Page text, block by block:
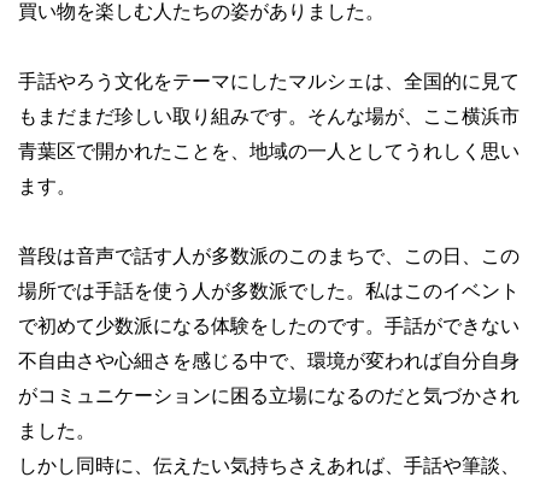
買い物を楽しむ人たちの姿がありました。
手話やろう文化をテーマにしたマルシェは、全国的に見て
もまだまだ珍しい取り組みです。そんな場が、ここ横浜市
青葉区で開かれたことを、地域の一人としてうれしく思い
ます。
普段は音声で話す人が多数派のこのまちで、この日、この
場所では手話を使う人が多数派でした。私はこのイベント
で初めて少数派になる体験をしたのです。手話ができない
不自由さや心細さを感じる中で、環境が変われば自分自身
がコミュニケーションに困る立場になるのだと気づかされ
ました。
しかし同時に、伝えたい気持ちさえあれば、手話や筆談、